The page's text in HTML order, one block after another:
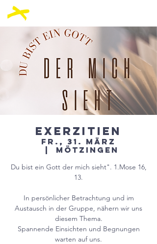
Exerzitien
Fr., 31. März
Mötzingen
Du bist ein Gott der mich sieht". 1.Mose 16,
13.
In persönlicher Betrachtung und im
Austausch in der Gruppe, nähern wir uns
diesem Thema.
Spannende Einsichten und Begnungen
warten auf uns.